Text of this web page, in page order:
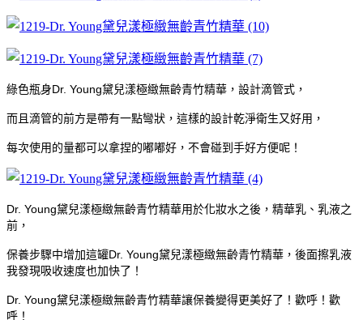
綠色瓶身Dr. Young黛兒漾極緻無齡青竹精華，設計滴管式，
而且滴管的前方是帶有一點彎狀，這樣的設計乾淨衛生又好用，
每次使用的量都可以拿捏的嘟嘟好，不會碰到手好方便呢！
Dr. Young黛兒漾極緻無齡青竹精華用於化妝水之後，精華乳、乳液之
前，
保養步驟中增加這罐Dr. Young黛兒漾極緻無齡青竹精華，後面擦乳液
我發現吸收速度也加快了！
Dr. Young黛兒漾極緻無齡青竹精華讓保養變得更美好了！歡呼！歡
呼！